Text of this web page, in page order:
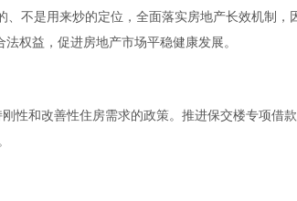
不是用来炒的定位，全面落实房地产长效机制，
权益，促进房地产市场平稳健康发展。
性和改善性住房需求的政策。推进保交楼专项借